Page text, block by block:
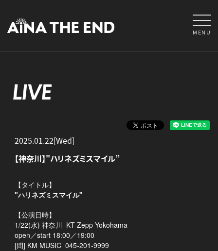
MENU
LIVE
2025.01.22[Wed]
【神奈川】"ハリネズミスマイル”
【タイトル】
"ハリネズミスマイル"
【公演日時】
1/22(水) 神奈川 KT Zepp Yokohama
open／start 18:00／19:00
[問] KM MUSIC 045-201-9999